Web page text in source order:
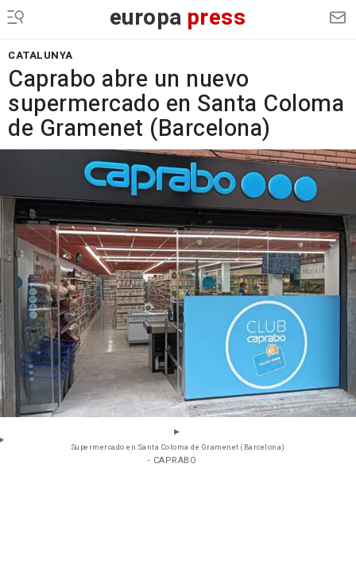
europa press
CATALUNYA
Caprabo abre un nuevo
supermercado en Santa Coloma
de Gramenet (Barcelona)
Supermercado en Santa Coloma de Gramenet (Barcelona)
- CAPRABO